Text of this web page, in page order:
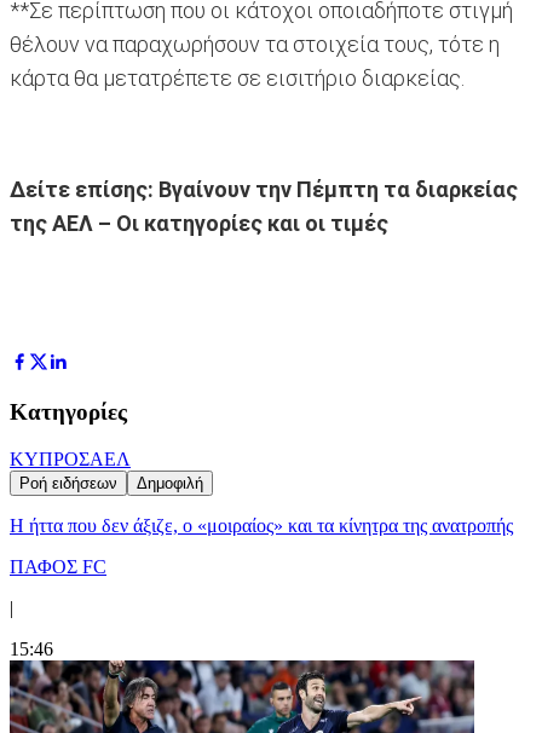
**Σε περίπτωση που οι κάτοχοι οποιαδήποτε στιγμή
θέλουν να παραχωρήσουν τα στοιχεία τους, τότε η
κάρτα θα μετατρέπετε σε εισιτήριο διαρκείας.
Δείτε επίσης: Βγαίνουν την Πέμπτη τα διαρκείας
της ΑΕΛ – Οι κατηγορίες και οι τιμές
Κατηγορίες
ΚΥΠΡΟΣΑΕΛ
Ροή ειδήσεων Δημοφιλή
Η ήττα που δεν άξιζε, ο «μοιραίος» και τα κίνητρα της ανατροπής
ΠΑΦΟΣ FC
|
15:46